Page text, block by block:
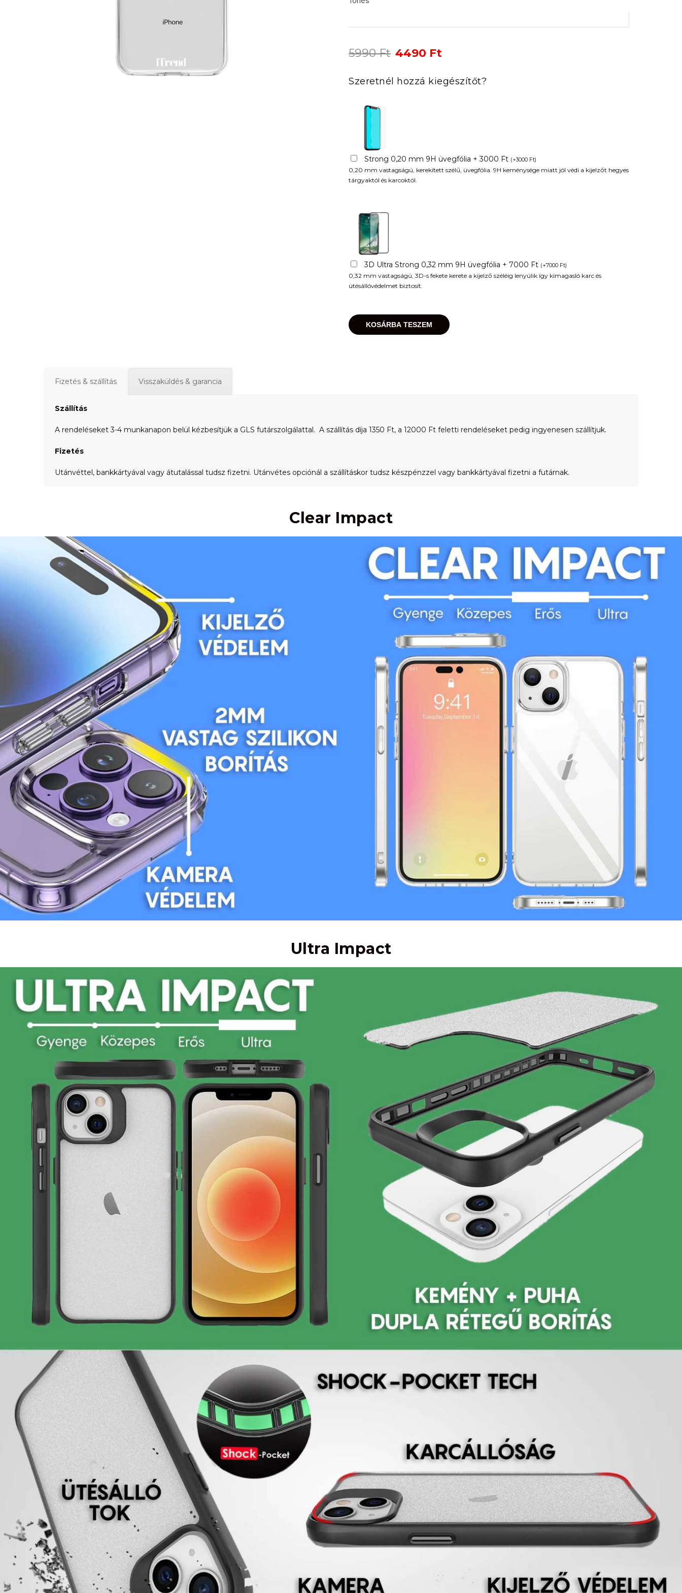
5990Ft Original
was:
5990 Ft.
4490 Ft
is:
4490 Ft.
Szeretnél hozzá kiegészítőt?
Strong 0,20 mm 9H üvegfólia + 3000 Ft (+3000 Ft)
0,20 mm vastagságú, kerekített szélű, üvegfólia. 9H keménysége miatt jól védi a kijelzőt hegyes
tárgyaktól és karcoktól.
3D Ultra Strong 0,32 mm 9H üvegfólia + 7000 Ft (+7000 Ft)
0,32 mm vastagságú, 3D-s fekete kerete a kijelző széléig lenyúlik így kimagasló karc és
ütésállóvédelmet biztosít.
KOSÁRBA TESZEM
Fizetés & szállítás Visszaküldés & garancia
Szállítás
A rendeléseket 3-4 munkanapon belül kézbesítjük a GLS futárszolgálattal. A szállítás díja 1350 Ft, a 12000 Ft feletti rendeléseket pedig ingyenesen szállítjuk.
Fizetés
Utánvéttel, bankkártyával vagy átutalással tudsz fizetni. Utánvétes opciónál a szállításkor tudsz készpénzzel vagy bankkártyával fizetni a futárnak.
Clear Impact
Ultra Impact